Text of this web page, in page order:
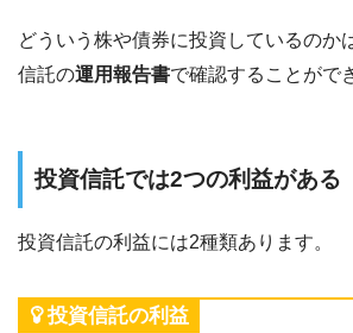
どういう株や債券に投資しているのか
信託の運用報告書で確認することがで
投資信託では2つの利益がある
投資信託の利益には2種類あります。
投資信託の利益